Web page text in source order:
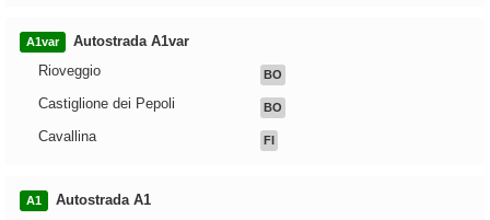
A1var
Autostrada A1var
Rioveggio
BO
Castiglione dei Pepoli BO
Cavallina FI
A1
Autostrada A1